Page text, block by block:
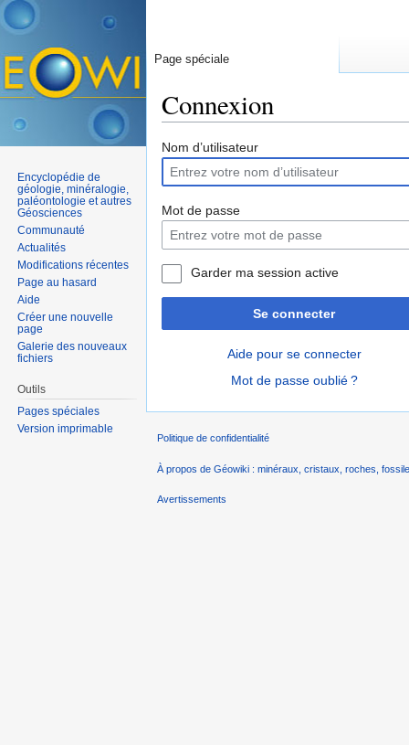
Connexion
Nom d’utilisateur
Mot de passe
Garder ma session active
Se connecter
Aide pour se connecter
Mot de passe oublié ?
Page spéciale
Encyclopédie de
géologie, minéralogie,
paléontologie et autres
Géosciences
Communauté
Actualités
Modifications récentes
Page au hasard
Aide
Créer une nouvelle
page
Galerie des nouveaux
fichiers
Outils
Pages spéciales
Version imprimable
Politique de confidentialité
À propos de Géowiki : minéraux, cristaux, roches,
Avertissements